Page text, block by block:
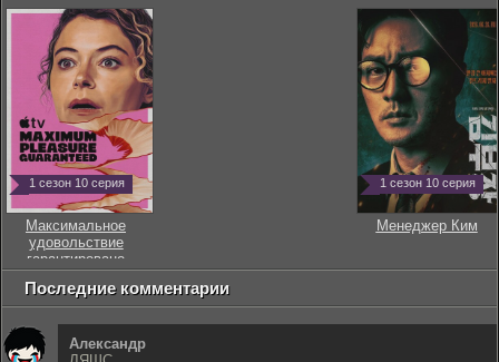
1 сезон 10 серия
Максимальное
удовольствие
гарантировано
1 сезон 10 серия
Менеджер Ким
Последние комментарии
Александр